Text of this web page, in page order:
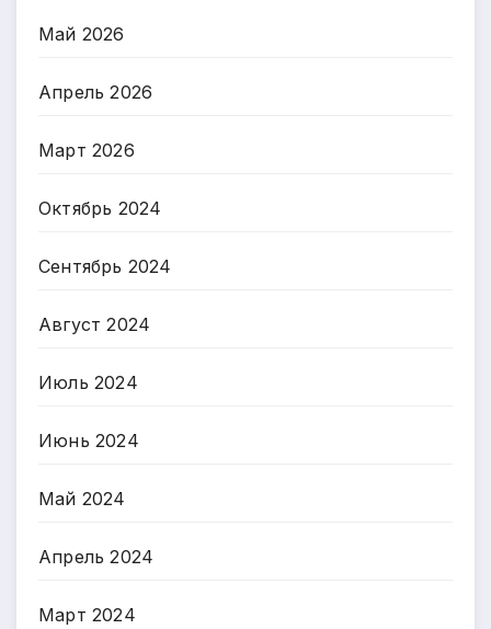
Май 2026
Апрель 2026
Март 2026
Октябрь 2024
Сентябрь 2024
Август 2024
Июль 2024
Июнь 2024
Май 2024
Апрель 2024
Март 2024